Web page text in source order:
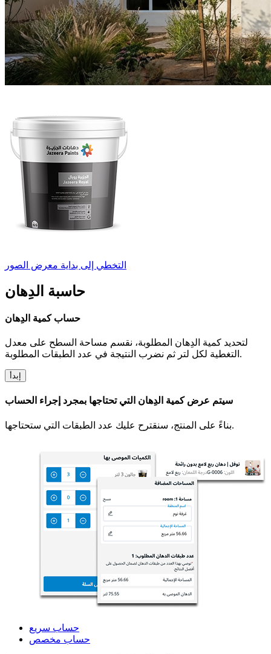
التخطي إلى بداية معرض الصور
حاسبة الدِهان
حساب كمية الدِهان
لتحديد كمية الدِهان المطلوبة، نقسم مساحة السطح على معدل
التغطية لكل لتر ثم نضرب النتيجة في عدد الطبقات المطلوبة.
إبدأ
سيتم عرض كمية الدِهان التي تحتاجها بمجرد إجراء الحساب
بناءً على المنتج، سنقترح عليك عدد الطبقات التي ستحتاجها.
حساب سريع
حساب مخصص